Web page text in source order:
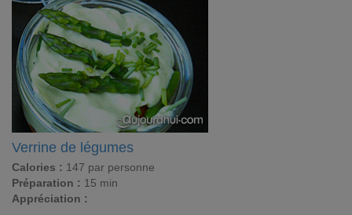
Verrine de légumes
Calories : 147 par personne
Préparation : 15 min
Appréciation :